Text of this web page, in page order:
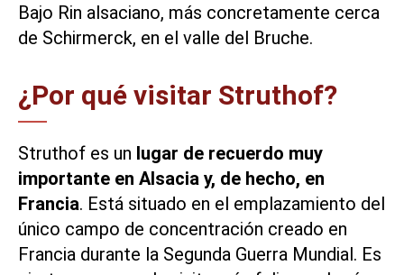
Bajo Rin alsaciano, más concretamente cerca
de Schirmerck, en el valle del Bruche.
¿Por qué visitar Struthof?
Struthof es un lugar de recuerdo muy
importante en Alsacia y, de hecho, en
Francia. Está situado en el emplazamiento del
único campo de concentración creado en
Francia durante la Segunda Guerra Mundial. Es